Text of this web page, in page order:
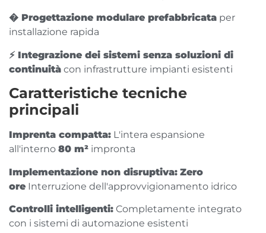
� Progettazione modulare prefabbricata per
installazione rapida
⚡ Integrazione dei sistemi senza soluzioni di
continuità con infrastrutture impianti esistenti
Caratteristiche tecniche
principali
Imprenta compatta: L'intera espansione
all'interno 80 m² impronta
Implementazione non disruptiva: Zero
ore Interruzione dell'approvvigionamento idrico
Controlli intelligenti: Completamente integrato
con i sistemi di automazione esistenti